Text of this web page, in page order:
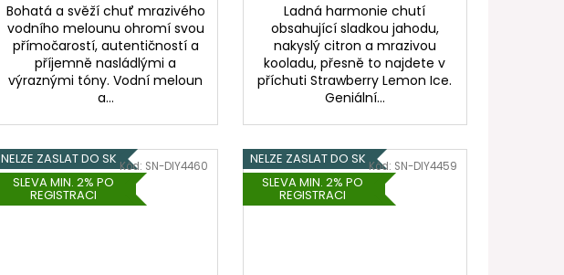
Bohatá a svěží chuť mrazivého
vodního melounu ohromí svou
přímočarostí, autentičností a
příjemně nasládlými a
výraznými tóny. Vodní meloun
a...
Ladná harmonie chutí
obsahující sladkou jahodu,
nakyslý citron a mrazivou
kooladu, přesně to najdete v
příchuti Strawberry Lemon Ice.
Geniální...
NELZE ZASLAT DO SK
SLEVA MIN. 2% PO
REGISTRACI
Kód: SN-DIY4460
NELZE ZASLAT DO SK
SLEVA MIN. 2% PO
REGISTRACI
Kód: SN-DIY4459